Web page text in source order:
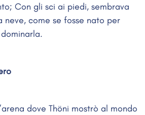
Con gli sci ai piedi, sembrava
neve, come se fosse nato per
dove Thöni mostrò al mondo